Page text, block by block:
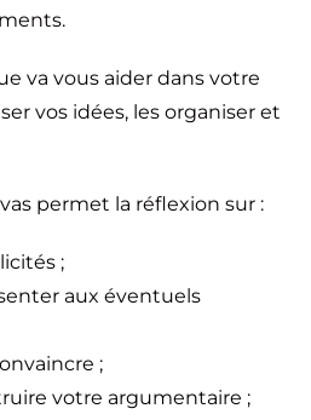
va vous aider dans votre
vos idées, les organiser et
permet la réflexion sur :
;
aux éventuels
;
votre argumentaire ;